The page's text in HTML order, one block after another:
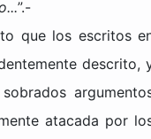
”.-
que los escritos
descrito,
atacada por